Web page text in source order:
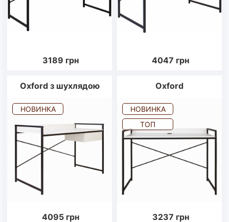
3189 грн 4047 грн
Oxford з шухлядою
НОВИНКА
4095 грн
Oxford
НОВИНКА
ТОП
3237 грн